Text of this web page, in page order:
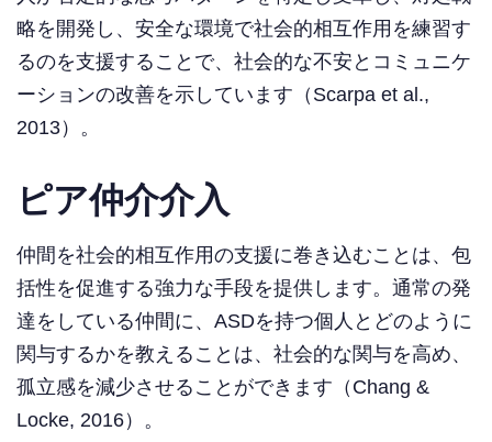
略を開発し、安全な環境で社会的相互作用を練習す
るのを支援することで、社会的な不安とコミュニケ
ーションの改善を示しています（Scarpa et al.,
2013）。
ピア仲介介入
仲間を社会的相互作用の支援に巻き込むことは、包
括性を促進する強力な手段を提供します。通常の発
達をしている仲間に、ASDを持つ個人とどのように
関与するかを教えることは、社会的な関与を高め、
孤立感を減少させることができます（Chang &
Locke, 2016）。